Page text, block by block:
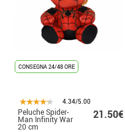
CONSEGNA 24/48 ORE
4.34/5.00
Peluche Spider-
Man Infinity War
20 cm
21.50€